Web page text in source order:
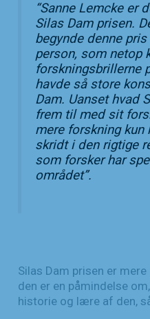
“Sanne Lemcke er
Silas Dam prisen.
begynde denne
person, som netop
forskningsbrillerne
havde så store
Dam. Uanset hvad
frem til med sit
mere forskning kun
skridt i den rigtige
som forsker har
området”.
Silas Dam prisen er
den er en påmindelse
historie og lære af den,